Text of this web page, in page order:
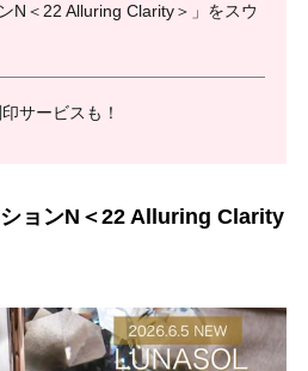
N＜22 Alluring Clarity＞」をスウ
サービスも！
ョンN＜22 Alluring Clarity